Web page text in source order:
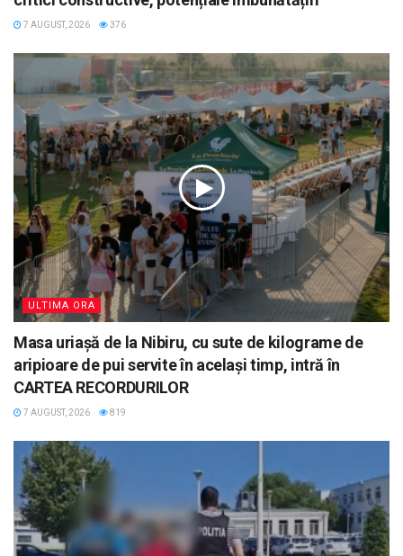
7 AUGUST, 2026 376
ULTIMA ORA
Masa uriașă de la Nibiru, cu sute de kilograme de
aripioare de pui servite în același timp, intră în
CARTEA RECORDURILOR
7 AUGUST, 2026 819